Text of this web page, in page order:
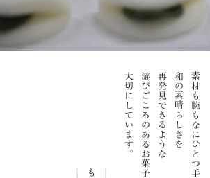
和の素晴らしさを
再発見できるような
游びごころのあるお菓子作りを
大切にしています。